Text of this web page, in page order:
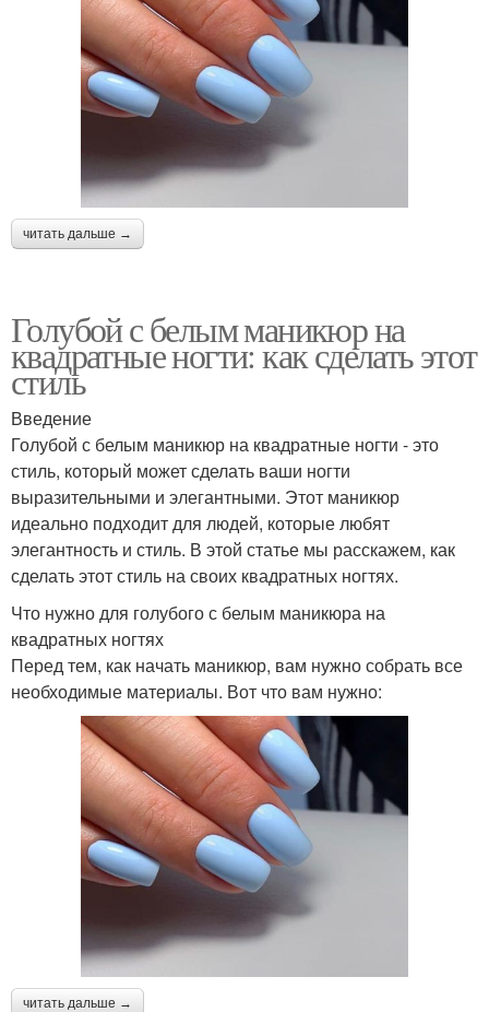
читать дальше →
Голубой с белым маникюр на
квадратные ногти: как сделать этот
стиль
Введение
Голубой с белым маникюр на квадратные ногти - это
стиль, который может сделать ваши ногти
выразительными и элегантными. Этот маникюр
идеально подходит для людей, которые любят
элегантность и стиль. В этой статье мы расскажем, как
сделать этот стиль на своих квадратных ногтях.
Что нужно для голубого с белым маникюра на
квадратных ногтях
Перед тем, как начать маникюр, вам нужно собрать все
необходимые материалы. Вот что вам нужно:
читать дальше →